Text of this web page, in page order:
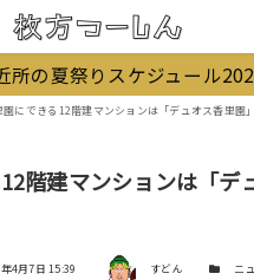
所の夏祭りスケジュール
園にできる12階建マンションは「デュオス香里園」
階建マンションは「デ
4月7日 15:39 著者 すどん カテゴニ